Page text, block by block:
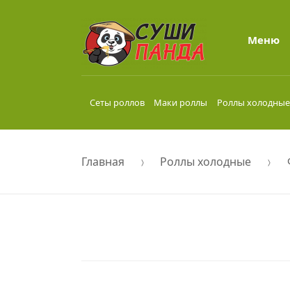
Меню
Сеты роллов Маки роллы Роллы холодные
Главная Роллы холодные